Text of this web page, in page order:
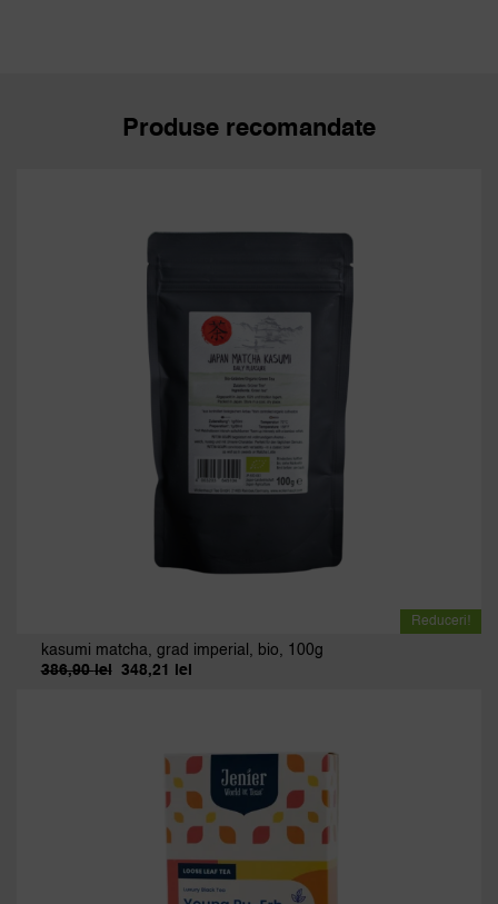
Produse recomandate
Reduceri!
kasumi matcha, grad imperial, bio, 100g
386,90lei
Prețul
348,21 lei
Prețul